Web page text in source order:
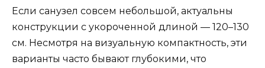
Если санузел совсем небольшой, актуальны
конструкции с укороченной длиной — 120–130
см. Несмотря на визуальную компактность, эти
варианты часто бывают глубокими, что